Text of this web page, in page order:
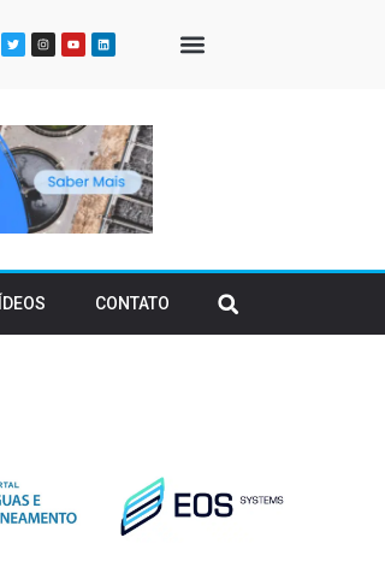
CONTATO